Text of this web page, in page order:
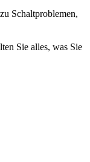
Schaltproblemen,
Sie alles, was Sie